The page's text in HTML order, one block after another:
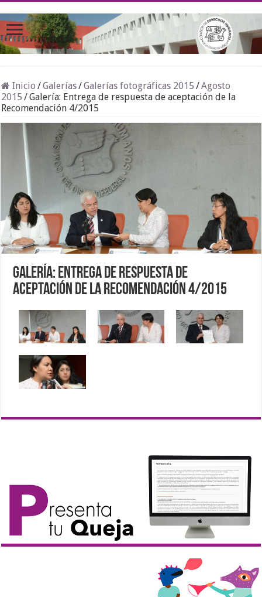
Inicio /Galerías/Galerías fotográficas 2015 /Agosto
2015 /Galería: Entrega de respuesta de aceptación de la
Recomendación 4/2015
Galería: Entrega de respuesta de
aceptación de la Recomendación 4/2015